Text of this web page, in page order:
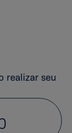
realizar seu